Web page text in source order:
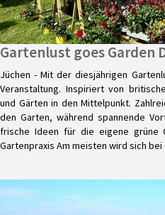
Gartenlust goes Garden
Jüchen - Mit der diesjährigen
Veranstaltung. Inspiriert von
und Gärten in den Mittelpunkt.
den Garten, während spannende
frische Ideen für die eigene grüne
Gartenpraxis Am meisten wird sich